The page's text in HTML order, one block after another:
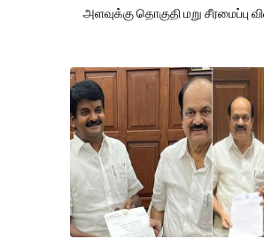
அளவுக்கு தொகுதி மறு சீரமைப்பு